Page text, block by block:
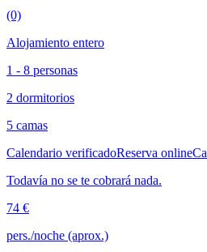
(0)
Alojamiento entero
1 - 8 personas
2 dormitorios
5 camas
Calendario verificadoReserva online
Todavía no se te cobrará nada.
74 €
pers./noche (aprox.)